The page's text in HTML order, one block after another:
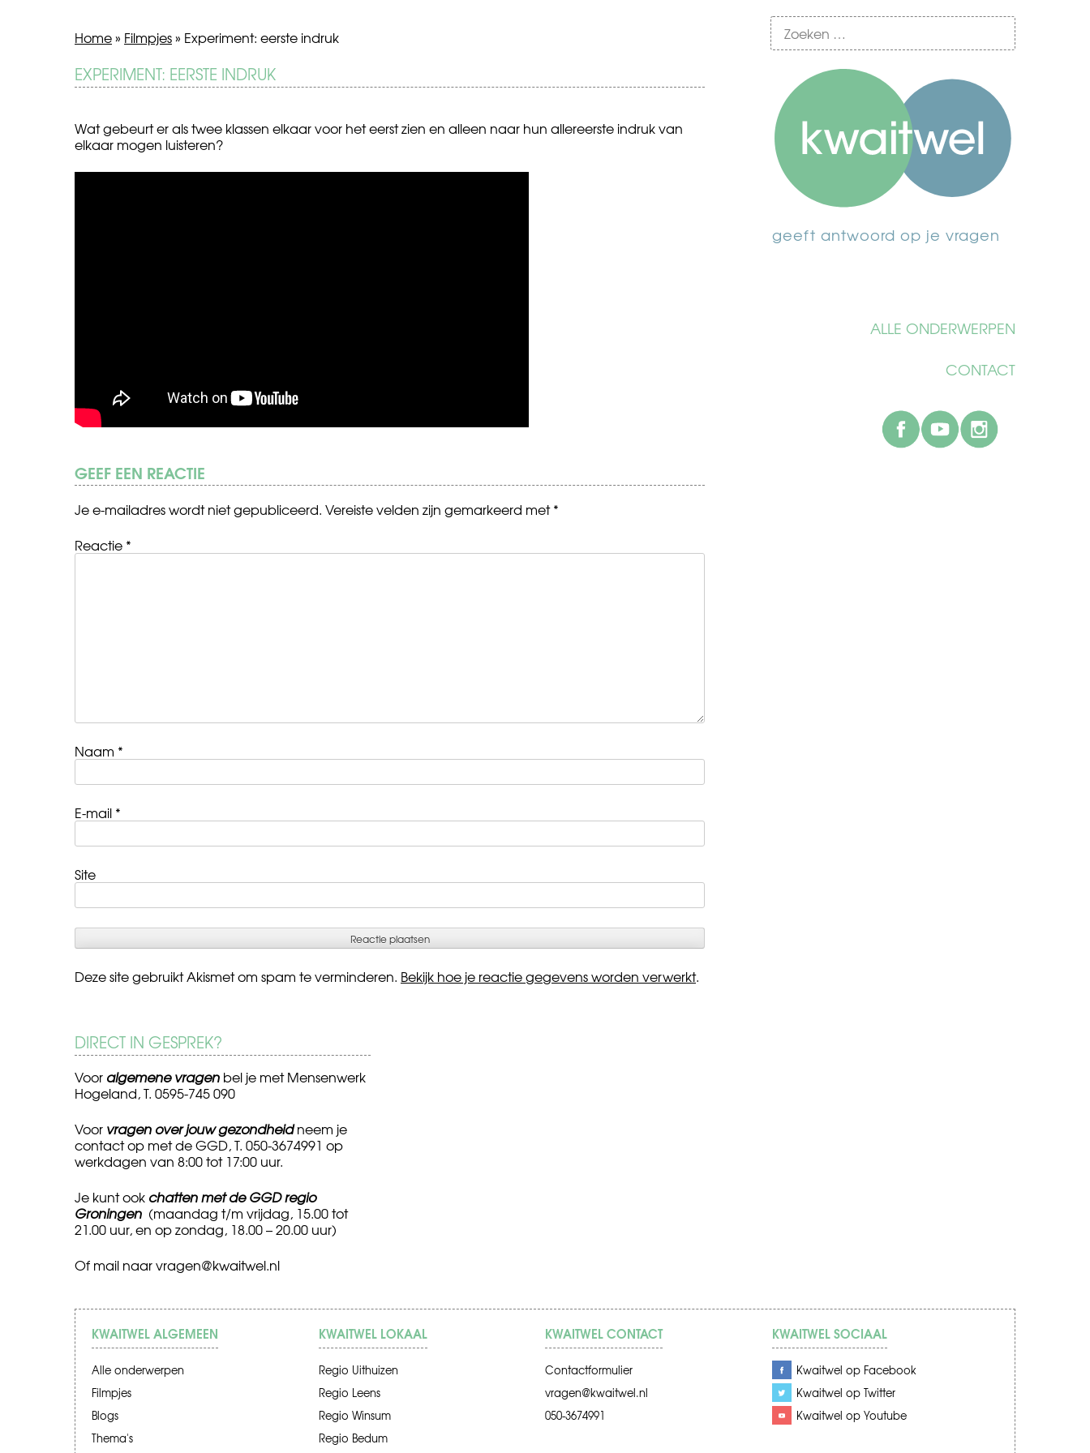
geeft antwoord op je vragen
ALLE ONDERWERPEN
CONTACT
facebook
Home» Filmpjes» Experiment: eerste indruk
EXPERIMENT: EERSTE INDRUK
Wat gebeurt er als twee klassen elkaar voor het eerst zien en alleen naar hun allereerste indruk van
elkaar mogen luisteren?
BERICHT
NAVIGATIE
Sneeuwpret
Experiment:
porties
100
calorieën
GEEF EEN REACTIE
Je e-mailadres wordt niet gepubliceerd. Vereiste velden zijn gemarkeerd met*
Reactie *
Naam *
E-mail *
Site
Deze site gebruikt Akismet om spam te verminderen. Bekijk hoe je reactie gegevens worden verwerkt.
DIRECT IN GESPREK?
Voor algemene vragen bel je met Mensenwerk
Hogeland, T. 0595-745 090
Voor vragen over jouw gezondheidneem je
contact op met de GGD, T. 050-3674991 op
werkdagen van 8:00 tot 17:00 uur.
Je kunt ook chatten met de GGD regio
Groningen (maandag t/m vrijdag, 15.00 tot
21.00 uur, en op zondag, 18.00 – 20.00 uur)
Of mail naarvragen@kwaitwel.nl
KWAITWEL ALGEMEEN
Alle onderwerpen
Filmpjes
Blogs
Thema's
KWAITWEL LOKAAL
Regio Uithuizen
Regio Leens
Regio Winsum
Regio Bedum
KWAITWEL CONTACT
Contactformulier
vragen@kwaitwel.nl
050-3674991
KWAITWEL SOCIAAL
Kwaitwel op Facebook
Kwaitwel op Twitter
Kwaitwel op Youtube